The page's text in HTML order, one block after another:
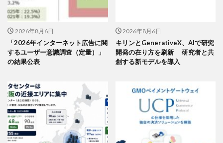
2026年8月6日
「2026年インターネット広告に関
するユーザー意識調査（定量）」
の結果公表
2026年8月6日
キリンとGenerativeX、AIで研究
開発の在り方を刷新 研究者と共
創する新モデルを導入